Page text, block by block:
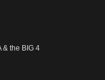
& the BIG 4